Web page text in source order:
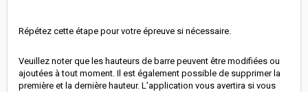
Répétez cette étape pour votre épreuve si nécessaire.
Veuillez noter que les hauteurs de barre peuvent être modifiées ou
ajoutées à tout moment. Il est également possible de supprimer la
première et la dernière hauteur. L’application vous avertira si vous